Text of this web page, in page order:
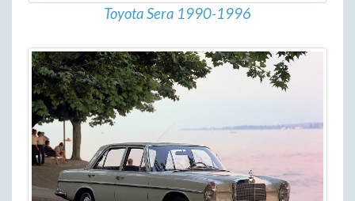
Toyota Sera 1990-1996